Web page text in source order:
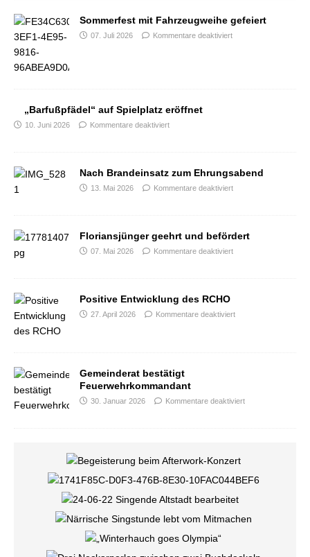
Sommerfest mit Fahrzeugweihe gefeiert
07. Juli 2026 Kommentare deaktiviert
„Barfußpfädel“ auf Spielplatz eröffnet
10. Juni 2026 Kommentare deaktiviert
Nach Brandeinsatz zum Ehrungsabend
13. Mai 2026 Kommentare deaktiviert
Floriansjünger geehrt und befördert
07. Mai 2026 Kommentare deaktiviert
Positive Entwicklung des RCHO
27. April 2026 Kommentare deaktiviert
Gemeinderat bestätigt
Feuerwehrkommandant
30. Januar 2026 Kommentare deaktiviert